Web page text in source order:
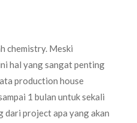
chemistry. Meski
hal yang sangat penting
production house
1 bulan untuk sekali
project apa yang akan